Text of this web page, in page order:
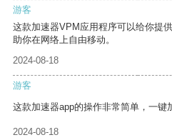
游客
这款加速器VPM应用程序可以给你提
助你在网络上自由移动。
2024-08-18
游客
这款加速器app的操作非常简单，一键
2024-08-18